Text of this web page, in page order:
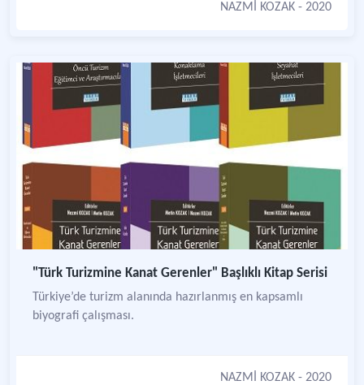
NAZMİ KOZAK - 2020
"Türk Turizmine Kanat Gerenler" Başlıklı Kitap Serisi
Türkiye’de turizm alanında hazırlanmış en kapsamlı
biyografi çalışması.
NAZMİ KOZAK - 2020